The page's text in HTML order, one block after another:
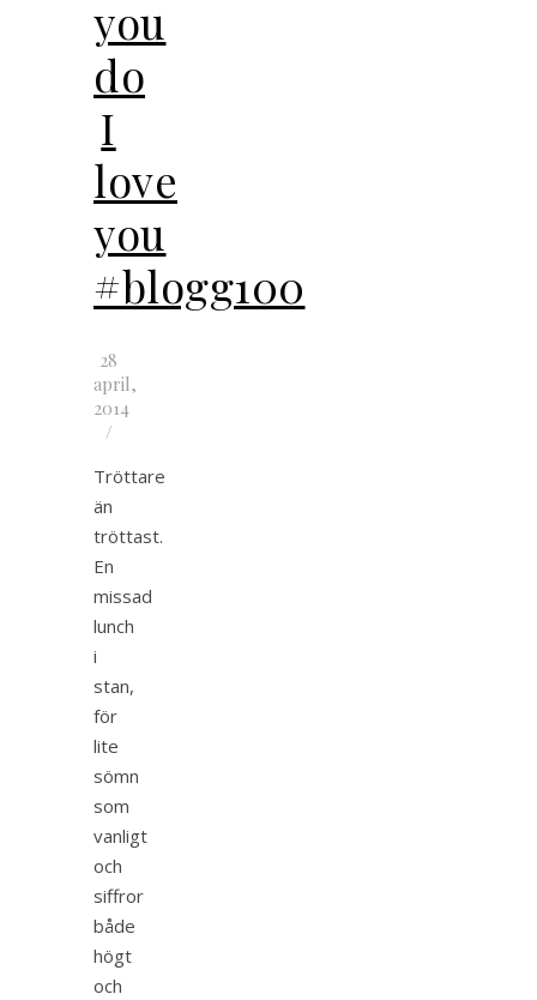
you
do
I
love
you
#blogg100
28
april,
2014
/
Tröttare
än
tröttast.
En
missad
lunch
i
stan,
för
lite
sömn
som
vanligt
och
siffror
både
högt
och